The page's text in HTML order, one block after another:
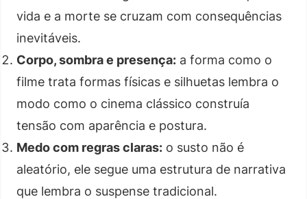
vida e a morte se cruzam com consequências
inevitáveis.
Corpo, sombra e presença: a forma como o
filme trata formas físicas e silhuetas lembra o
modo como o cinema clássico construía
tensão com aparência e postura.
Medo com regras claras: o susto não é
aleatório, ele segue uma estrutura de narrativa
que lembra o suspense tradicional.